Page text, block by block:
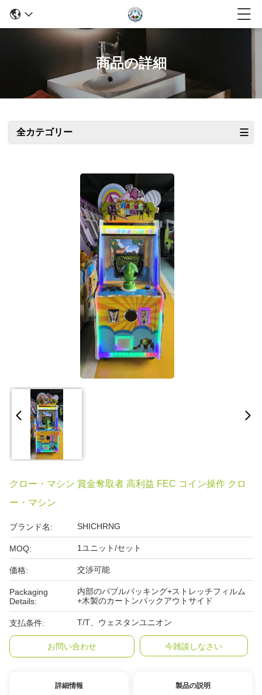
商品の詳細
全カテゴリー
クロー・マシン 賞金奪取者 高利益 FEC コイン操作 クロ
ー・マシン
ブランド名: SHICHRNG
MOQ: 1ユニット/セット
価格: 交渉可能
Packaging
Details:
内部のバブルパッキング+ストレッチフィルム
+木製のカートンパックアウトサイド
支払条件: T/T、ウェスタンユニオン
お問い合わせ 今雑談しなさい
詳細情報 製品の説明